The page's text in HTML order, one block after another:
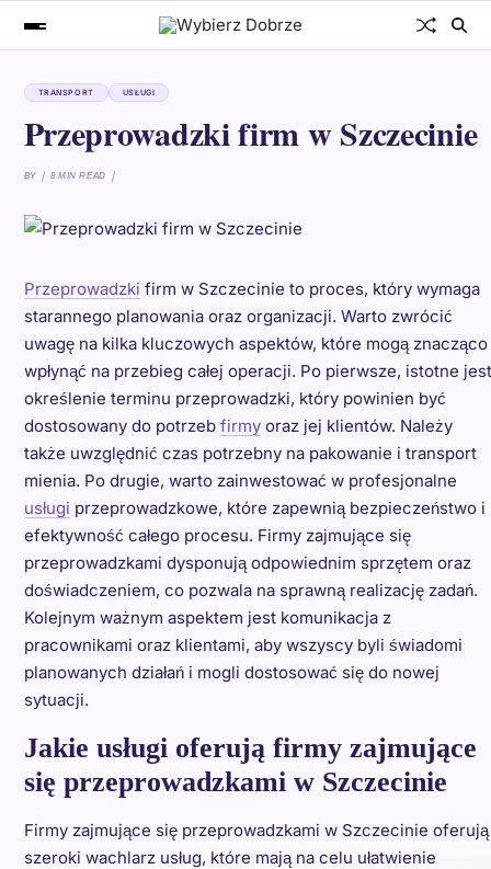
TRANSPORT USŁUGI
Przeprowadzki firm w Szczecinie
BY 8 MIN READ
Przeprowadzki firm w Szczecinie to proces, który wymaga
starannego planowania oraz organizacji. Warto zwrócić
uwagę na kilka kluczowych aspektów, które mogą znacząco
wpłynąć na przebieg całej operacji. Po pierwsze, istotne jest
określenie terminu przeprowadzki, który powinien być
dostosowany do potrzeb firmyoraz jej klientów. Należy
także uwzględnić czas potrzebny na pakowanie i transport
mienia. Po drugie, warto zainwestować w profesjonalne
usługi przeprowadzkowe, które zapewnią bezpieczeństwo i
efektywność całego procesu. Firmy zajmujące się
przeprowadzkami dysponują odpowiednim sprzętem oraz
doświadczeniem, co pozwala na sprawną realizację zadań.
Kolejnym ważnym aspektem jest komunikacja z
pracownikami oraz klientami, aby wszyscy byli świadomi
planowanych działań i mogli dostosować się do nowej
sytuacji.
Jakie usługi oferują firmy zajmujące
się przeprowadzkami w Szczecinie
Firmy zajmujące się przeprowadzkami w Szczecinie oferują
szeroki wachlarz usług, które mają na celu ułatwienie